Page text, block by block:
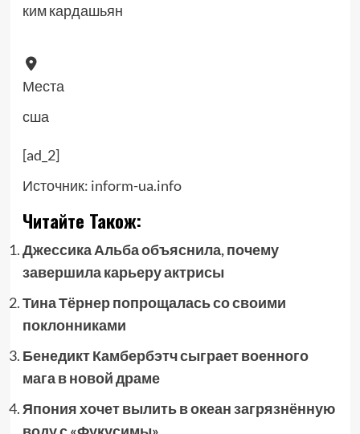
ким кардашьян
Места
сша
[ad_2]
Источник: inform-ua.info
Читайте Також:
Джессика Альба объяснила, почему
завершила карьеру актрисы
Тина Тёрнер попрощалась со своими
поклонниками
Бенедикт Камбербэтч сыграет военного
мага в новой драме
Япония хочет вылить в океан загрязнённую